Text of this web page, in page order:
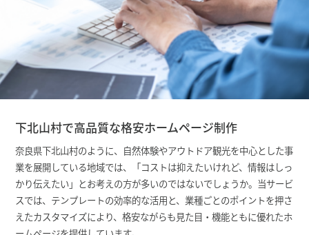
下北山村で高品質な格安ホームページ制作
奈良県下北山村のように、自然体験やアウトドア観光を中心とした事
業を展開している地域では、「コストは抑えたいけれど、情報はしっ
かり伝えたい」とお考えの方が多いのではないでしょうか。当サービ
スでは、テンプレートの効率的な活用と、業種ごとのポイントを押さ
えたカスタマイズにより、格安ながらも見た目・機能ともに優れたホ